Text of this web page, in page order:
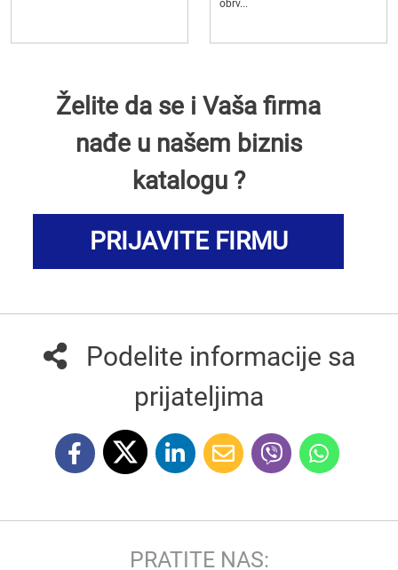
obrv...
Želite da se i Vaša firma
nađe u našem biznis
katalogu ?
PRIJAVITE FIRMU
Podelite informacije sa
prijateljima
PRATITE NAS: